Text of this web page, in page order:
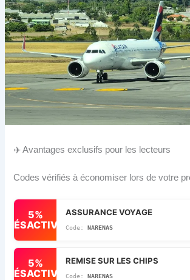
✈️ Avantages exclusifs pour les lecteurs
Codes vérifiés à économiser lors de votre
5%
DÉSACTIVÉ
ASSURANCE VOYAGE
NARENAS
5%
DÉSACTIVÉ
REMISE SUR LES CHIPS
NARENAS